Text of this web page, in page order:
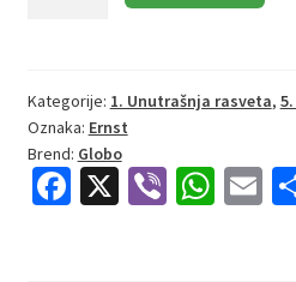
Podna
lampa
|
crna
Kategorije: 1. Unutrašnja rasveta,
Oznaka: Ernst
Brend: Globo
Fa X Vi W E